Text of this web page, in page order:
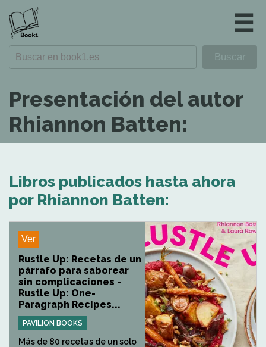
☰
Presentación del autor
Rhiannon Batten:
Libros publicados hasta ahora
por Rhiannon Batten:
Ver
Rustle Up: Recetas de un
párrafo para saborear
sin complicaciones -
Rustle Up: One-
Paragraph Recipes...
PAVILION BOOKS
Más de 80 recetas de un solo